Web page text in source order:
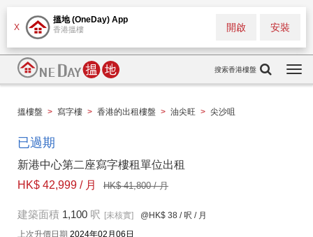
X
搵地 (OneDay) App
香港搵樓 安裝
開啟
搜索香港樓盤
搵樓盤 > 寫字樓 > 香港的出租樓盤 > 油尖旺 > 尖沙咀
已過期
新港中心第二座寫字樓租單位出租
HK$ 42,999 / 月
HK$ 41,800 / 月
建築面積 1,100 呎 [未核實] @HK$ 38 / 呎 / 月
上次升價日期 2024年02月06日